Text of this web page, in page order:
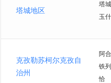
塔城地区
塔
玉
克孜勒苏柯尔克孜自
治州
阿
铁
恰